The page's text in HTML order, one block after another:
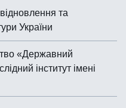
та
України
«Державний
інститут імені